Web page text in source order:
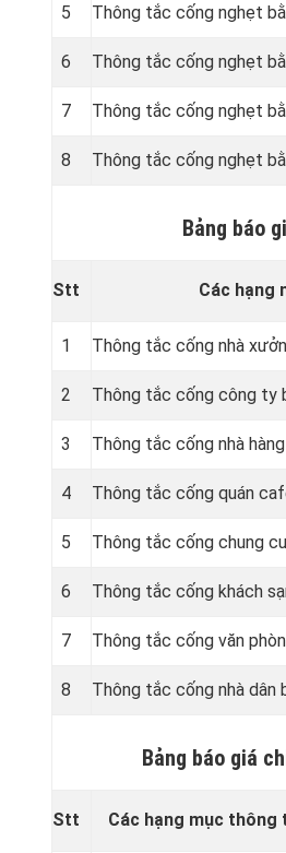
5 Thông tắc cống nghẹt
6 Thông tắc cống nghẹt
7 Thông tắc cống nghẹt
8 Thông tắc cống nghẹt
Bảng báo
Stt Các hạng
1 Thông tắc cống nhà
2 Thông tắc cống công ty
3 Thông tắc cống nhà
4 Thông tắc cống quán
5 Thông tắc cống chung
6 Thông tắc cống khách
7 Thông tắc cống văn
8 Thông tắc cống nhà
Bảng báo giá
Stt Các hạng mục